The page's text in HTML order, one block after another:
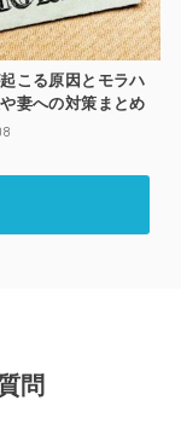
こる原因とモラハ
妻への対策まとめ
問